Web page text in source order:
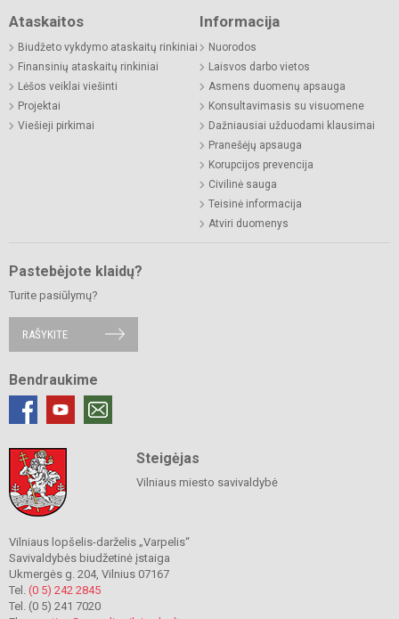
Ataskaitos
Biudžeto vykdymo ataskaitų rinkiniai
Finansinių ataskaitų rinkiniai
Lėšos veiklai viešinti
Projektai
Viešieji pirkimai
Informacija
Nuorodos
Laisvos darbo vietos
Asmens duomenų apsauga
Konsultavimasis su visuomene
Dažniausiai užduodami klausimai
Pranešėjų apsauga
Korupcijos prevencija
Civilinė sauga
Teisinė informacija
Atviri duomenys
Pastebėjote klaidų?
Turite pasiūlymų?
RAŠYKITE
Bendraukime
Steigėjas
Vilniaus miesto savivaldybė
Vilniaus lopšelis-darželis „Varpelis“
Savivaldybės biudžetinė įstaiga
Ukmergės g. 204, Vilnius 07167
Tel. (0 5) 242 2845
Tel. (0 5) 241 7020